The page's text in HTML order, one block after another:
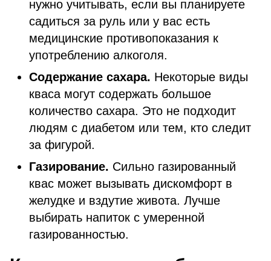
нужно учитывать, если вы планируете
садиться за руль или у вас есть
медицинские противопоказания к
употреблению алкоголя.
Содержание сахара. Некоторые виды
кваса могут содержать большое
количество сахара. Это не подходит
людям с диабетом или тем, кто следит
за фигурой.
Газирование. Сильно газированный
квас может вызывать дискомфорт в
желудке и вздутие живота. Лучше
выбирать напиток с умеренной
газированностью.